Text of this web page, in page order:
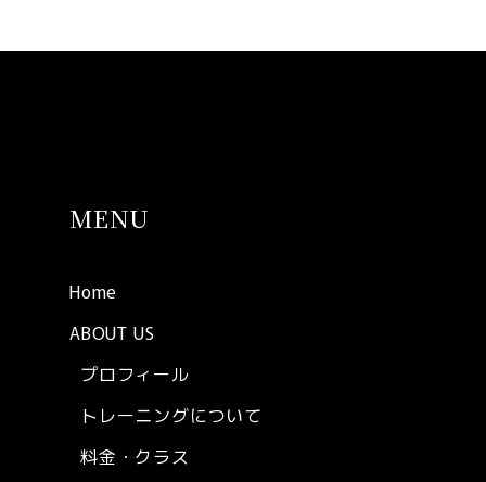
MENU
Home
ABOUT US
プロフィール
トレーニングについて
料金・クラス